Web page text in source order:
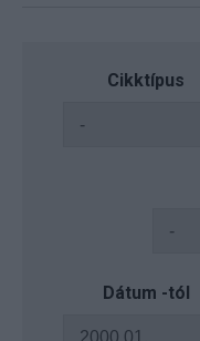
Cikktípus
Dátum -tól